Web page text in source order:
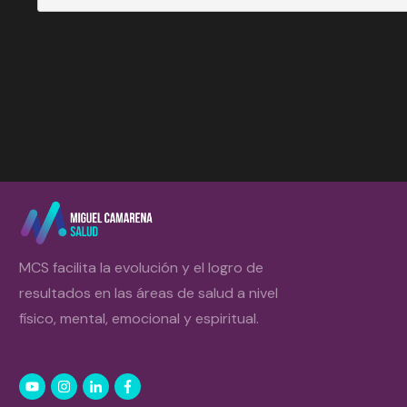
MCS facilita la evolución y el logro de
resultados en las áreas de salud a nivel
físico, mental, emocional y espiritual.